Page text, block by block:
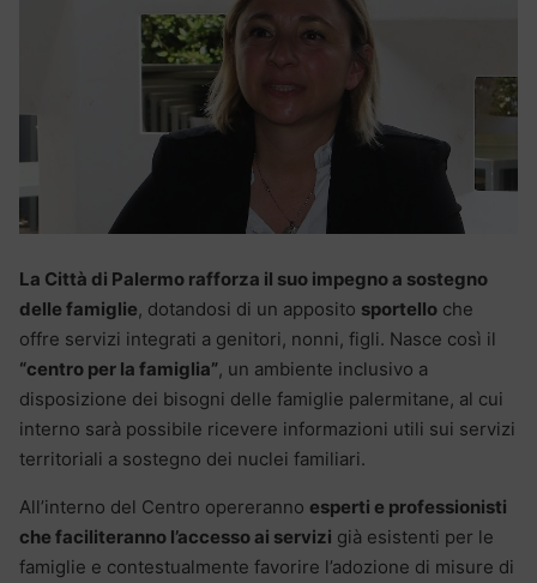
La Città di Palermo rafforza il suo impegno a sostegno
delle famiglie, dotandosi di un apposito sportello che
offre servizi integrati a genitori, nonni, figli. Nasce così il
“centro per la famiglia”, un ambiente inclusivo a
disposizione dei bisogni delle famiglie palermitane, al cui
interno sarà possibile ricevere informazioni utili sui servizi
territoriali a sostegno dei nuclei familiari.
All’interno del Centro opereranno esperti e professionisti
che faciliteranno l’accesso ai servizi già esistenti per le
famiglie e contestualmente favorire l’adozione di misure di